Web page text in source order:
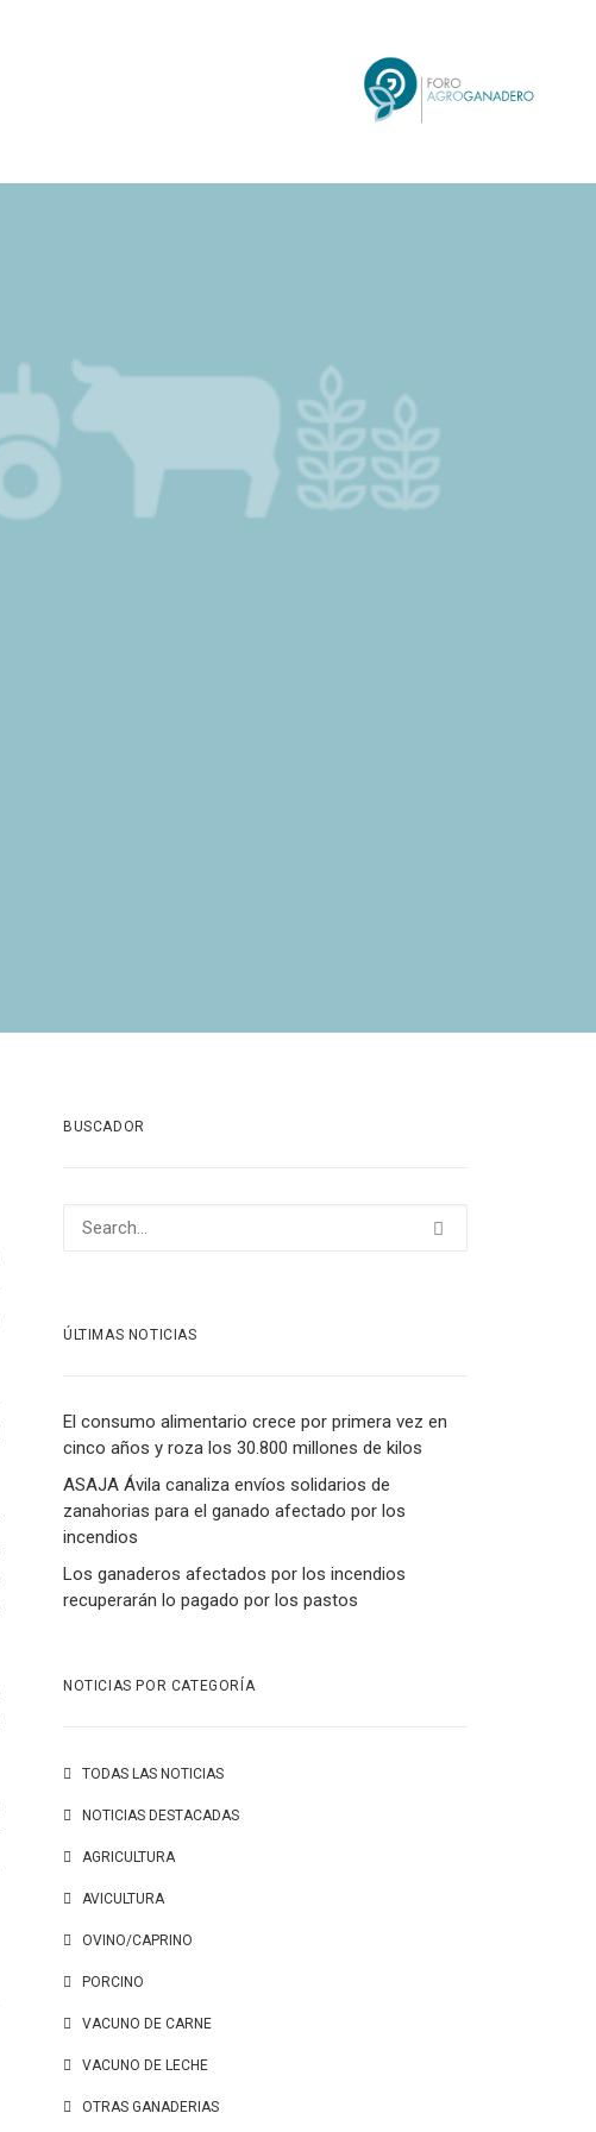
BUSCADOR
ÚLTIMAS NOTICIAS
El consumo alimentario crece por primera vez en
cinco años y roza los 30.800 millones de kilos
ASAJA Ávila canaliza envíos solidarios de
zanahorias para el ganado afectado por los
incendios
Los ganaderos afectados por los incendios
recuperarán lo pagado por los pastos
NOTICIAS POR CATEGORÍA
TODAS LAS NOTICIAS
NOTICIAS DESTACADAS
AGRICULTURA
AVICULTURA
OVINO/CAPRINO
PORCINO
VACUNO DE CARNE
VACUNO DE LECHE
OTRAS GANADERIAS